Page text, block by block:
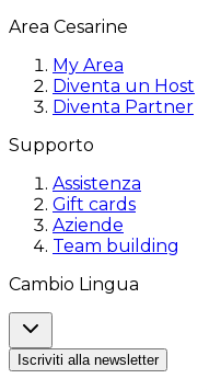
Area Cesarine
My Area
Diventa un Host
Diventa Partner
Supporto
Assistenza
Gift cards
Aziende
Team building
Cambio Lingua
Iscriviti alla newsletter